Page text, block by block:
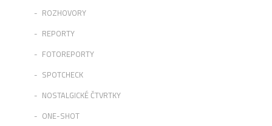
ROZHOVORY
REPORTY
FOTOREPORTY
SPOTCHECK
NOSTALGICKÉ ČTVRTKY
ONE-SHOT